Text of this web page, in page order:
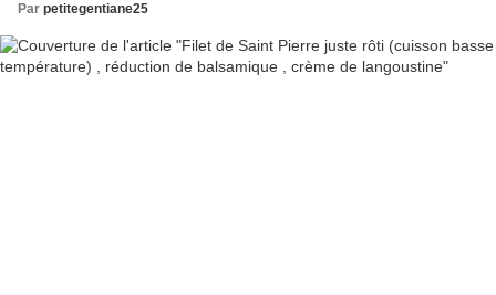
Par petitegentiane25